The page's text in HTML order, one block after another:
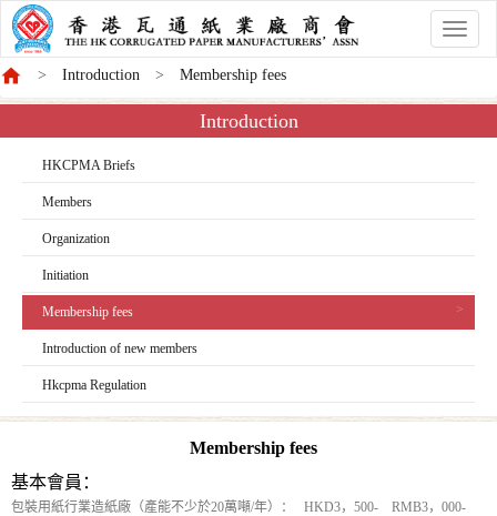
香
港
會
Introduction Membership fees
Introduction
HKCPMA Briefs
Members
Organization
Initiation
Membership fees
Introduction of new members
Hkcpma Regulation
Membership fees
基本會員：
包裝用紙行業造紙廠（產能不少於20萬噸/年）： HKD3，500- RMB3，000-